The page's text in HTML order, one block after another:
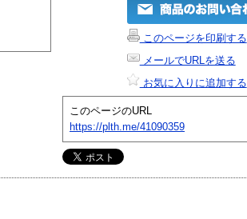
このページを印刷する
メールでURLを送る
お気に入りに追加する
このページのURL
https://plth.me/41090359